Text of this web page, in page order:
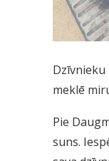
Dzīvnieku
meklē
Pie
suns.